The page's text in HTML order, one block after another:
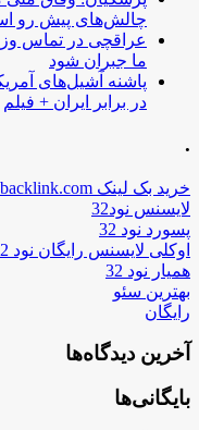
چالش‌های پیش رو
عراقچی در تماس
ما جبران شود
پاشنه آشیل‌های
در برابر ایران + فیلم
.
خرید بک لینک behtarinbacklink.com
لایسنس نود32
پسورد نود 32
اوکلی لایسنس رایگان نود 32
همیار نود 32
بهترین سئو
رایگان
آخرین دیدگاه‌ها
بایگانی‌ها